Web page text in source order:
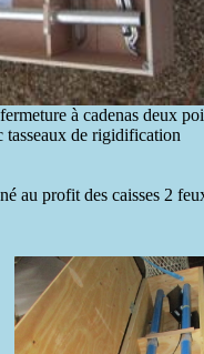
à cadenas deux
de rigidification
au profit des caisses 2